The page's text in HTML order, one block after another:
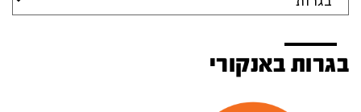
בגרות באנקורי